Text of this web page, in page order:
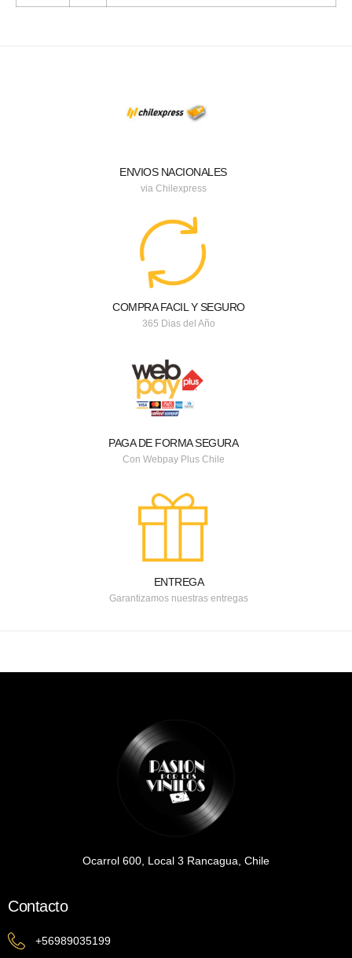
ENVIOS NACIONALES
via Chilexpress
COMPRA FACIL Y SEGURO
365 Dias del Año
PAGA DE FORMA SEGURA
Con Webpay Plus Chile
ENTREGA
Garantizamos nuestras entregas
Ocarrol 600, Local 3 Rancagua, Chile
Contacto
+56989035199